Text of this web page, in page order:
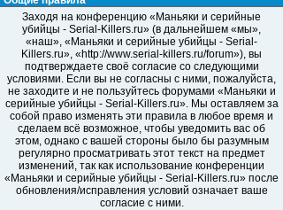
Заходя на конференцию «Маньяки и серийные
убийцы - Serial-Killers.ru» (в дальнейшем «мы»,
«наш», «Маньяки и серийные убийцы - Serial-
Killers.ru», «http://www.serial-killers.ru/forum»), вы
подтверждаете своё согласие со следующими
условиями. Если вы не согласны с ними, пожалуйста,
не заходите и не пользуйтесь форумами «Маньяки и
серийные убийцы - Serial-Killers.ru». Мы оставляем за
собой право изменять эти правила в любое время и
сделаем всё возможное, чтобы уведомить вас об
этом, однако с вашей стороны было бы разумным
регулярно просматривать этот текст на предмет
изменений, так как использование конференции
«Маньяки и серийные убийцы - Serial-Killers.ru» после
обновления/исправления условий означает ваше
согласие с ними.